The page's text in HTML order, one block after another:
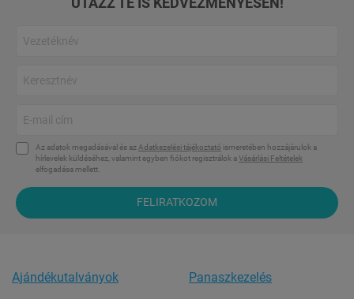
Az adatok megadásával és az Adatkezelési tájékoztató ismeretében hozzájárulok a
hírlevelek küldéséhez, valamint egyben fiókot regisztrálok aVásárlási Feltételek
elfogadása mellett.
FELIRATKOZOM
Ajándékutalványok
Panaszkezelés